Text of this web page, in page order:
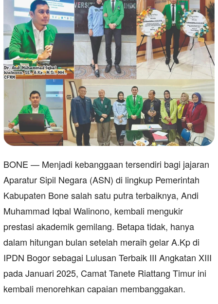
BONE — Menjadi kebanggaan tersendiri bagi jajaran
Aparatur Sipil Negara (ASN) di lingkup Pemerintah
Kabupaten Bone salah satu putra terbaiknya, Andi
Muhammad Iqbal Walinono, kembali mengukir
prestasi akademik gemilang. Betapa tidak, hanya
dalam hitungan bulan setelah meraih gelar A.Kp di
IPDN Bogor sebagai Lulusan Terbaik III Angkatan XIII
pada Januari 2025, Camat Tanete Riattang Timur ini
kembali menorehkan capaian membanggakan.